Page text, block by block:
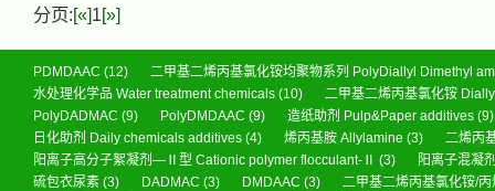
分页:[«]1[»]
PDMDAAC (12)
二甲基二烯丙基氯化铵均聚物系列 PolyDiallyl Dimethyl
水处理化学品 Water treatment chemicals (10)
二甲基二烯丙基氯化铵
PolyDADMAC (9) PolyDMDAAC (9) 造纸助剂 Pulp&Paper additives (9)
日化助剂 Daily chemicals additives (4) 烯丙基胺 Allylamine (3)
二烯丙
阳离子高分子絮凝剂—Ⅱ型 Cationic polymer flocculant-Ⅱ (3)
阳离子混凝
硫包衣尿素 (3) DADMAC (3) DMDAAC (3)
二甲基二烯丙基氯化铵/